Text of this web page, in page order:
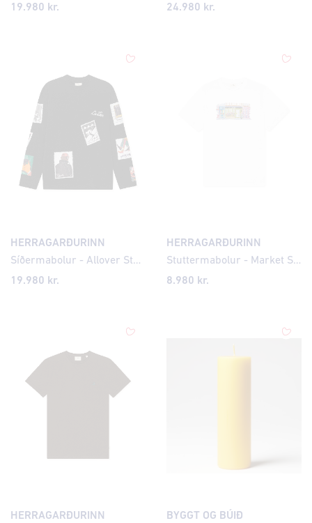
19.980 kr.
24.980 kr.
HERRAGARÐURINN
Síðermabolur - Allover Stamps
19.980 kr.
HERRAGARÐURINN
Stuttermabolur - Market Shops
8.980 kr.
HERRAGARÐURINN BYGGT OG BÚIÐ